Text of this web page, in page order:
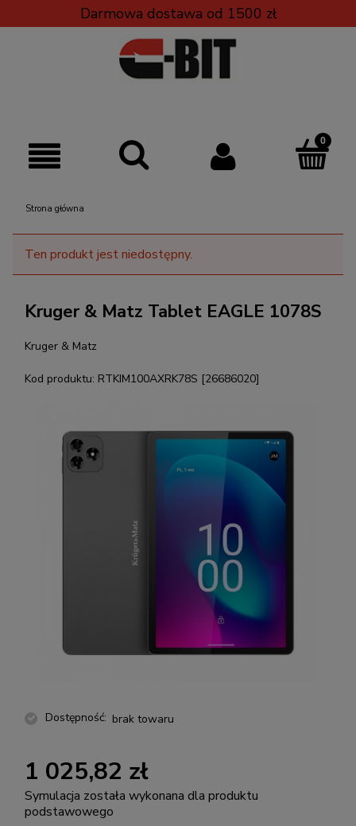
Darmowa dostawa od 1500 zł
Strona główna
Ten produkt jest niedostępny.
Kruger & Matz Tablet EAGLE 1078S
Kruger & Matz
Kod produktu: RTKIM100AXRK78S [26686020]
Dostępność: brak towaru
1 025,82 zł
Symulacja została wykonana dla produktu
podstawowego